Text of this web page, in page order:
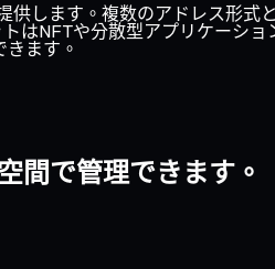
します。複数のアドレス形式
はNFTや分散型アプリケーシ
ます。
間で管理できます。